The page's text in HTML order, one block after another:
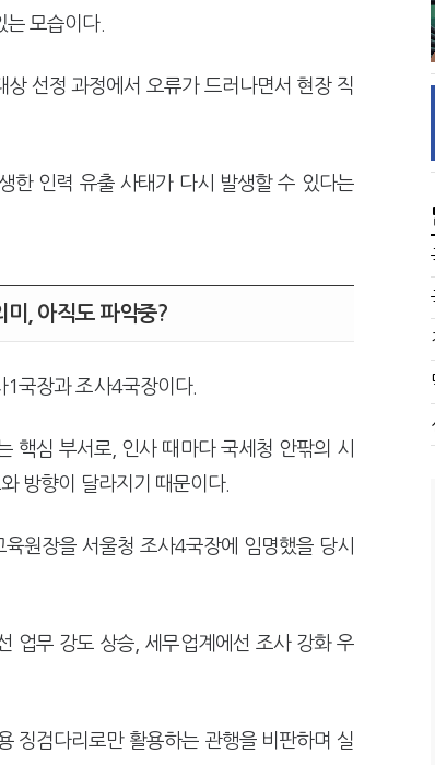
모습이다.
선정 과정에서 오류가 드러나면서 현장 직
한 인력 유출 사태가 다시 발생할 수 있다는
미, 아직도 파악중?
1국장과 조사4국장이다.
핵심 부서로, 인사 때마다 국세청 안팎의 시
방향이 달라지기 때문이다.
원장을 서울청 조사4국장에 임명했을 당시
업무 강도 상승, 세무업계에선 조사 강화 우
징검다리로만 활용하는 관행을 비판하며 실